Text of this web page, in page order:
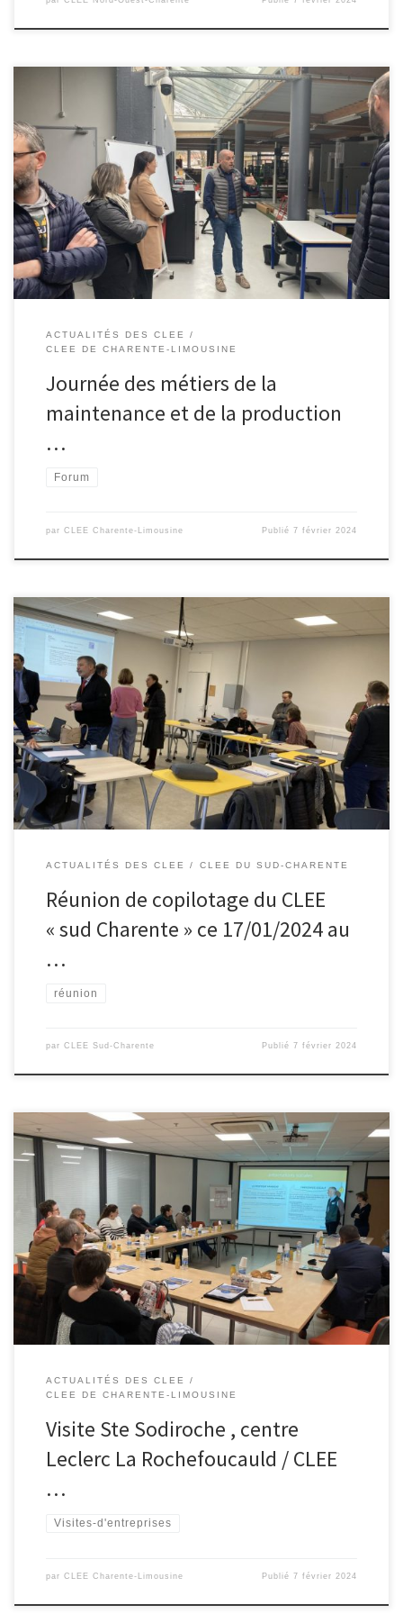
L’occasion pour l’équipe managériale de ce lycée d’ouvrir ses
portes aux industriels locaux afin de présenter leurs superbes
plateaux techniques et leur niveau d’équipement à la pointe de la
technologie permettant aux jeunes d’être formés aux besoins
d’aujourd’hui. Très bonne séance de partage permettant de
fortifier un réseau déjà très […]
ACTUALITÉS DES CLEE
CLEE DE CHARENTE-LIMOUSINE
Journée des métiers de la
maintenance et de la production
…
Forum
par CLEE Charente-Limousine Publié7 février 2024
Une réunion de relance pour ce CLEE ayant 2 nouveaux copilotes
et déjà un fort taux de participation que ce soit pour le monde de
l’éducation ou le monde de l’économie. 2 visites sont déjà en
cours de planification plutôt orientés pour les collégiens locaux.
Plein de bonnes idées pour […]
ACTUALITÉS DES CLEE CLEE DU SUD-CHARENTE
Réunion de copilotage du CLEE
« sud Charente » ce 17/01/2024 au
…
réunion
par CLEE Sud-Charente Publié7 février 2024
Comme à leur habitude , les copilotes (Mrs Soulard et Gamess)
ainsi que Mme Cloé Courtay (RBDE) ont invité une quinzaine de
professeurs à la rencontre de Mme Gruau et son équipe afin de
découvrir les métiers (+ de 50) liés à la grande distribution.Des
partages très riches permettant de […]
ACTUALITÉS DES CLEE
CLEE DE CHARENTE-LIMOUSINE
Visite Ste Sodiroche , centre
Leclerc La Rochefoucauld / CLEE
…
Visites-d'entreprises
par CLEE Charente-Limousine Publié7 février 2024